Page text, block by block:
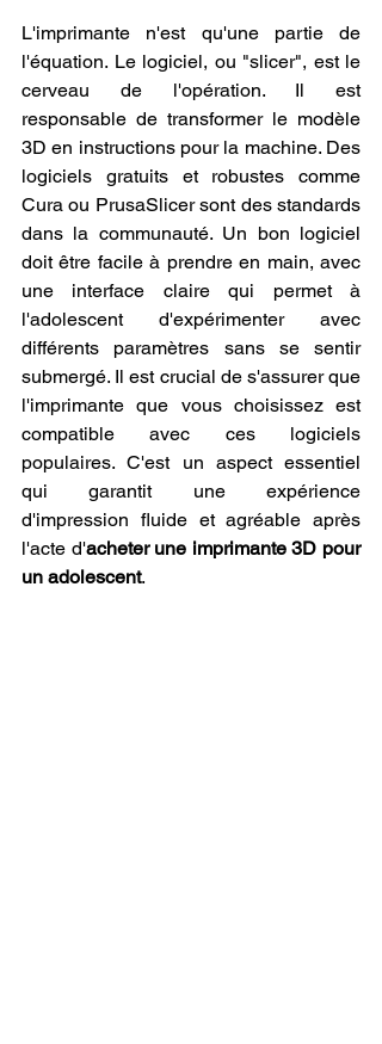
L'imprimante n'est qu'une partie de
l'équation. Le logiciel, ou "slicer", est le
cerveau de l'opération. Il est
responsable de transformer le modèle
3D en instructions pour la machine. Des
logiciels gratuits et robustes comme
Cura ou PrusaSlicer sont des standards
dans la communauté. Un bon logiciel
doit être facile à prendre en main, avec
une interface claire qui permet à
l'adolescent d'expérimenter avec
différents paramètres sans se sentir
submergé. Il est crucial de s'assurer que
l'imprimante que vous choisissez est
compatible avec ces logiciels
populaires. C'est un aspect essentiel
qui garantit une expérience
d'impression fluide et agréable après
l'acte d'acheter une imprimante 3D pour
un adolescent.